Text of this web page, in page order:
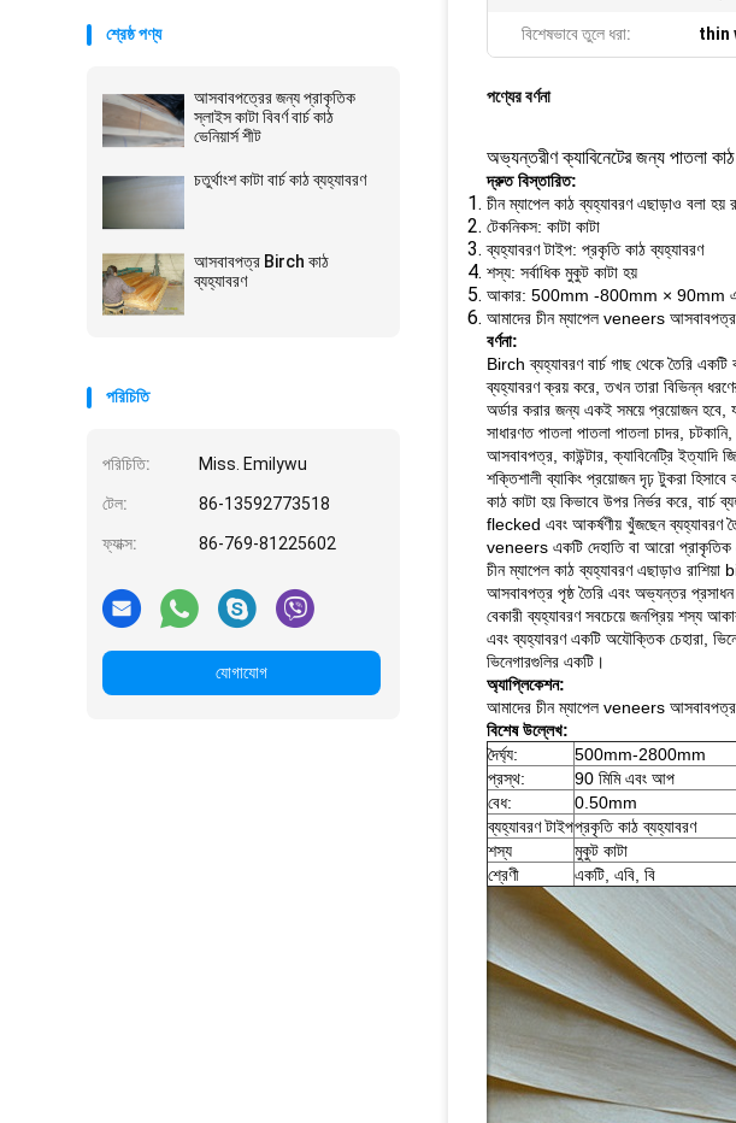
শ্রেষ্ঠ পণ্য
আসবাবপত্রের জন্য প্রাকৃতিক
স্লাইস কাটা বিবর্ণ বার্চ কাঠ
ভেনিয়ার্স শীট
চতুর্থাংশ কাটা বার্চ কাঠ ব্যহ্যাবরণ
আসবাবপত্র Birch কাঠ
ব্যহ্যাবরণ
পরিচিতি
পরিচিতি: Miss. Emilywu
টেল: 86-13592773518
ফ্যাক্স: 86-769-81225602
যোগাযোগ
বিশেষভাবে তুলে ধরা: thin
পণ্যের বর্ণনা
অভ্যন্তরীণ ক্যাবিনেটের জন্য পাতলা
দ্রুত বিস্তারিত:
চীন ম্যাপেল কাঠ ব্যহ্যাবরণ এছাড়াও বলা হয়
টেকনিকস: কাটা কাটা
ব্যহ্যাবরণ টাইপ: প্রকৃতি কাঠ ব্যহ্যাবরণ
শস্য: সর্বাধিক মুকুট কাটা হয়
আকার: 500mm -800mm × 90mm
আমাদের চীন ম্যাপেল veneers
বর্ণনা:
Birch ব্যহ্যাবরণ বার্চ গাছ থেকে তৈরি একটি
ব্যহ্যাবরণ ক্রয় করে, তখন তারা বিভিন্ন
অর্ডার করার জন্য একই সময়ে প্রয়োজন হবে,
সাধারণত পাতলা পাতলা পাতলা চাদর,
আসবাবপত্র, কাউন্টার, ক্যাবিনেট্রি ইত্যাদি
শক্তিশালী ব্যাকিং প্রয়োজন দৃঢ় টুকরা
কাঠ কাটা হয় কিভাবে উপর নির্ভর করে, বার্চ
flecked এবং আকর্ষণীয় খুঁজছেন ব্যহ্যাবরণ
veneers একটি দেহাতি বা আরো প্রাকৃতিক
চীন ম্যাপেল কাঠ ব্যহ্যাবরণ এছাড়াও
আসবাবপত্র পৃষ্ঠ তৈরি এবং অভ্যন্তর
বেকারী ব্যহ্যাবরণ সবচেয়ে জনপ্রিয় শস্য
এবং ব্যহ্যাবরণ একটি অযৌক্তিক চেহারা,
ভিনেগারগুলির একটি।
অ্যাপ্লিকেশন:
আমাদের চীন ম্যাপেল veneers
বিশেষ উল্লেখ:
দৈর্ঘ্য:
500mm-2800mm
প্রস্থ:
90 মিমি এবং আপ
বেধ:
0.50mm
ব্যহ্যাবরণ টাইপপ্রকৃতি কাঠ ব্যহ্যাবরণ
শস্য
মুকুট কাটা
শ্রেণী
একটি, এবি, বি